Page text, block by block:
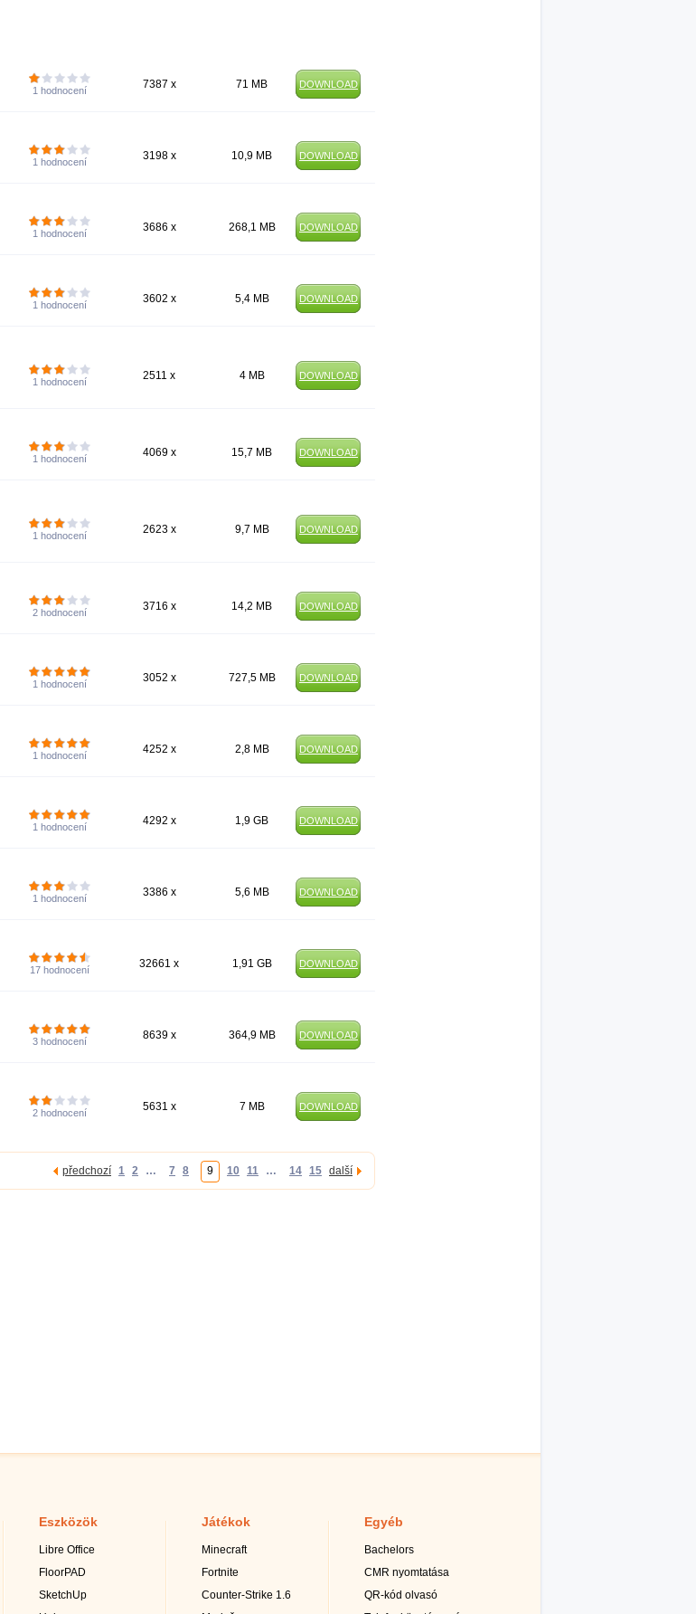
1 hodnocení 7387 x 71 MB DOWNLOAD
1 hodnocení 3198 x 10,9 MB DOWNLOAD
1 hodnocení 3686 x 268,1 MB DOWNLOAD
1 hodnocení 3602 x 5,4 MB DOWNLOAD
1 hodnocení 2511 x 4 MB DOWNLOAD
1 hodnocení 4069 x 15,7 MB DOWNLOAD
1 hodnocení 2623 x 9,7 MB DOWNLOAD
2 hodnocení 3716 x 14,2 MB DOWNLOAD
1 hodnocení 3052 x 727,5 MB DOWNLOAD
1 hodnocení 4252 x 2,8 MB DOWNLOAD
1 hodnocení 4292 x 1,9 GB DOWNLOAD
1 hodnocení 3386 x 5,6 MB DOWNLOAD
17 hodnocení 32661 x 1,91 GB DOWNLOAD
3 hodnocení 8639 x 364,9 MB DOWNLOAD
2 hodnocení 5631 x 7 MB DOWNLOAD
předchozí 1 2 … 7 8 9 10 11 … 14 15 další
Eszközök
Libre Office
FloorPAD
SketchUp
Játékok
Minecraft
Fortnite
Counter-Strike 1.6
Egyéb
Bachelors
CMR nyomtatása
QR-kód olvasó